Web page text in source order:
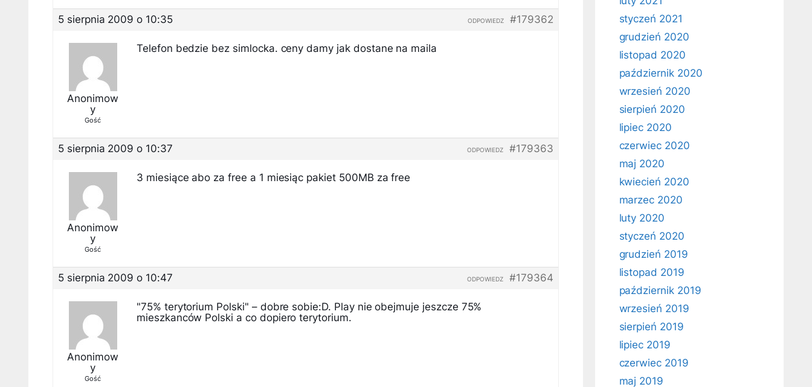
5 sierpnia 2009 o 10:35 #179362
ODPOWIEDZ
Anonimow
y
Gość
Telefon bedzie bez simlocka. ceny damy jak dostane na maila
5 sierpnia 2009 o 10:37 #179363
ODPOWIEDZ
Anonimow
y
Gość
3 miesiące abo za free a 1 miesiąc pakiet 500MB za free
5 sierpnia 2009 o 10:47 #179364
ODPOWIEDZ
Anonimow
y
Gość
"75% terytorium Polski" – dobre sobie:D. Play nie obejmuje jeszcze 75%
mieszkanców Polski a co dopiero terytorium.
styczeń 2021
grudzień 2020
listopad 2020
październik 2020
wrzesień 2020
sierpień 2020
lipiec 2020
czerwiec 2020
maj 2020
kwiecień 2020
marzec 2020
luty 2020
styczeń 2020
grudzień 2019
listopad 2019
październik 2019
wrzesień 2019
sierpień 2019
lipiec 2019
czerwiec 2019
maj 2019